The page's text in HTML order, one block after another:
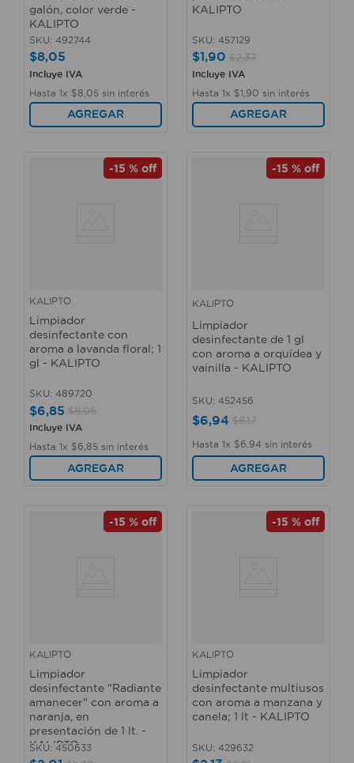
galón, color verde -
KALIPTO
SKU: 492744
$8,05
Incluye IVA
Hasta 1x $8 05 sin interés
AGREGAR
KALIPTO
SKU: 457129
$1,90 $2,37
Incluye IVA
Hasta 1x $1 90 sin interés
AGREGAR
-15 % off
KALIPTO
Limpiador
desinfectante con
aroma a lavanda floral; 1
gl - KALIPTO
SKU: 489720
$6,85 $8,06
Incluye IVA
Hasta 1x $6 85 sin interés
AGREGAR
-15 % off
KALIPTO
Limpiador
desinfectante de 1 gl
con aroma a orquídea y
vainilla - KALIPTO
SKU: 452456
$6,94 $8,17
Hasta 1x $6 94 sin interés
AGREGAR
-15 % off
KALIPTO
Limpiador
desinfectante "Radiante
amanecer" con aroma a
naranja, en
presentación de 1 lt. -
KALIPTO
SKU: 450633
-15 % off
KALIPTO
Limpiador
desinfectante multiusos
con aroma a manzana y
canela; 1 lt - KALIPTO
SKU: 429632